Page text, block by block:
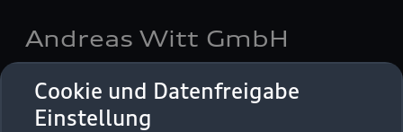
Cookie und Datenfreigabe
Einstellung
Andreas Witt GmbH